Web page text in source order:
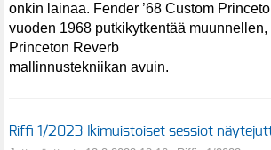
onkin lainaa. Fender ’68 Custom
vuoden 1968 putkikytkentää muunnellen,
Princeton Reverb
mallinnustekniikan avuin.
Riffi 1/2023 Ikimuistoiset sessiot